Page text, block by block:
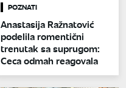
POZNATI
Anastasija Ražnatović
podelila romentični
trenutak sa suprugom:
Ceca odmah reagovala